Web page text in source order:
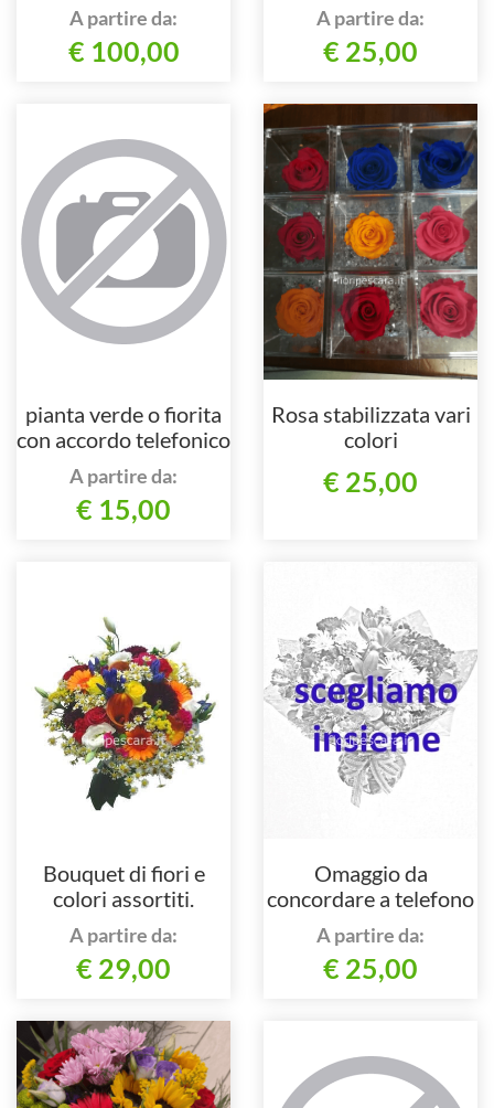
A partire da:
€ 100,00
A partire da:
€ 25,00
pianta verde o fiorita
con accordo telefonico
A partire da:
€ 15,00
Rosa stabilizzata vari
colori
€ 25,00
Bouquet di fiori e
colori assortiti.
A partire da:
€ 29,00
Omaggio da
concordare a telefono
al nostro numero
A partire da:
€ 25,00